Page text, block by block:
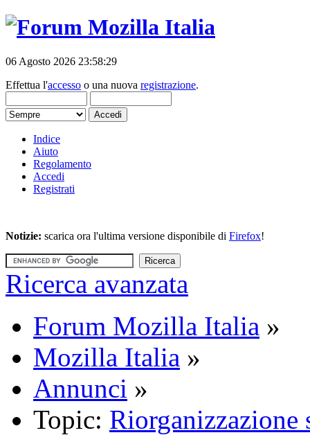
06 Agosto 2026 23:58:29
Effettua l'accesso o una nuova registrazione.
Indice
Aiuto
Regolamento
Accedi
Registrati
Notizie: scarica ora l'ultima versione disponibile di Firefox!
Ricerca avanzata
Forum Mozilla Italia »
Mozilla Italia »
Annunci »
Topic: